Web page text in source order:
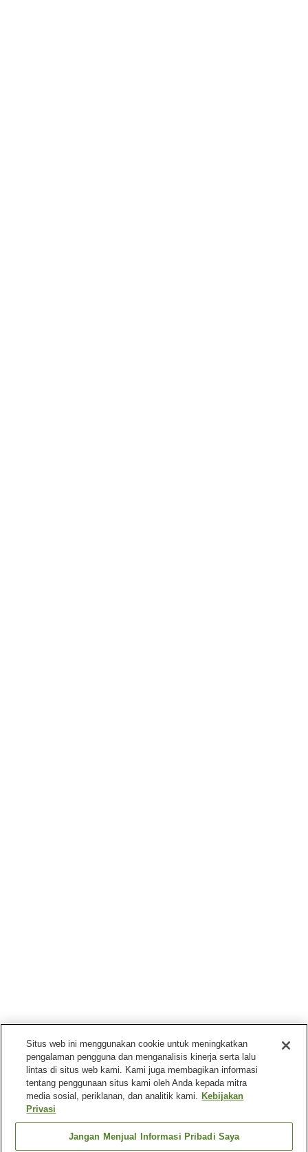
Situs web ini menggunakan cookie untuk meningkatkan
pengalaman pengguna dan menganalisis kinerja serta lalu
lintas di situs web kami. Kami juga membagikan informasi
tentang penggunaan situs kami oleh Anda kepada mitra
media sosial, periklanan, dan analitik kami. Kebijakan
Privasi
Jangan Menjual Informasi Pribadi Saya